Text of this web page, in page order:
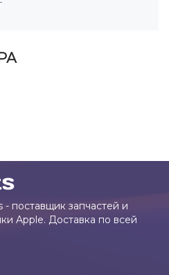
поставщик запчастей и
Apple. Доставка по всей